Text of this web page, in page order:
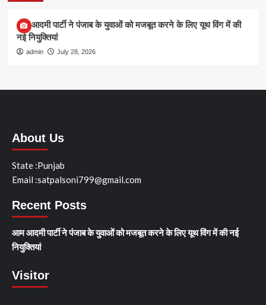
आम आदमी पार्टी ने पंजाब के युवाओं को मजबूत करने के लिए यूथ विंग में की
नई नियुक्तियां
admin July 28, 2026
About Us
State :Punjab
Email :satpalsoni799@gmail.com
Recent Posts
आम आदमी पार्टी ने पंजाब के युवाओं को मजबूत करने के लिए यूथ विंग में की नई
नियुक्तियां
Visitor